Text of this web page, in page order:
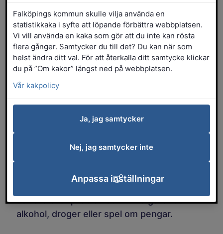
Mini-Maria
Mini-Maria är en
mottagning för ungdomar upp till 21 år
där oro eller problematik finns gällande
alkohol, droger eller spel om pengar.
Falköpings kommun skulle vilja använda en
statistikkaka i syfte att löpande förbättra webbplatsen.
Vi vill använda en kaka som gör att du inte kan rösta
flera gånger. Samtycker du till det? Du kan när som
helst ändra ditt val. För att återkalla ditt samtycke klickar
du på ”Om kakor” längst ned på webbplatsen.
Vår kakpolicy
Ja, jag samtycker
Nej, jag samtycker inte
Anpassa inställningar